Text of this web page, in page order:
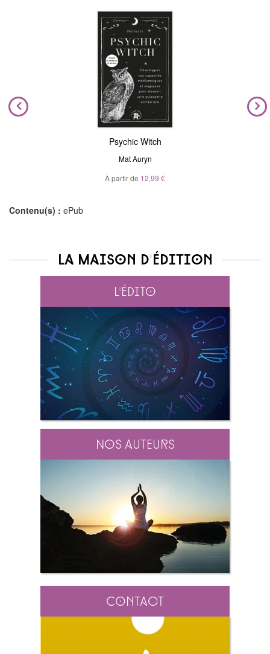
Psychic Witch
Mat Auryn
À partir de 12,99 €
Contenu(s) : ePub
La maison d'édition
L'édito
Nos auteurs
Contact